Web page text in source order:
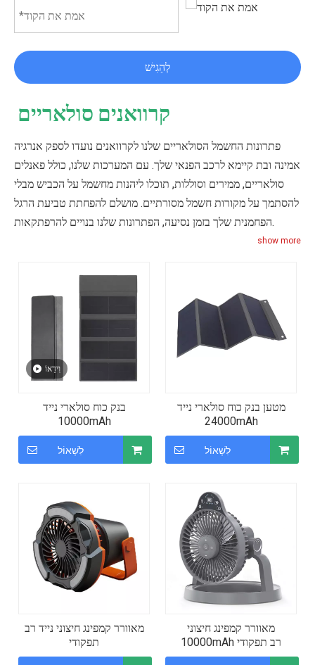
לְהַגִישׁ
קרוואנים סולאריים
פתרונות החשמל הסולאריים שלנו לקרוואנים נועדו לספק אנרגיה
אמינה ובת קיימא לרכב הפנאי שלך. עם המערכות שלנו, כולל פאנלים
סולאריים, ממירים וסוללות, תוכלו ליהנות מחשמל על הכביש מבלי
להסתמך על מקורות חשמל מסורתיים. מושלם להפחתת טביעת הרגל
הפחמנית שלך בזמן נסיעה, הפתרונות שלנו בנויים להרפתקאות.
show more
וִידֵאוֹ
בנק כוח סולארי נייד
10000mAh
לִשְׁאוֹל
מטען בנק כוח סולארי נייד
24000mAh
לִשְׁאוֹל
מאוורר קמפינג חיצוני נייד רב
תפקודי
מאוורר קמפינג חיצוני
10000mAh רב תפקודי